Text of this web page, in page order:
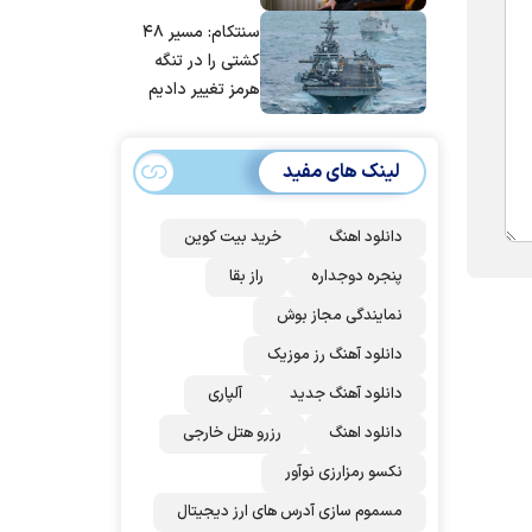
مردم ایران استسنتکام: مسیر ۴۸
کشتی را در تنگه
هرمز تغییر دادیم
لینک های مفید
دانلود اهنگ
خرید بیت کوین
پنجره دوجداره
راز بقا
نمایندگی مجاز بوش
دانلود آهنگ رز‌ موزیک
دانلود آهنگ جدید
آلپاری
دانلود اهنگ
رزرو هتل خارجی
نکسو رمزارزی نوآور
مسموم سازی آدرس های ارز دیجیتال